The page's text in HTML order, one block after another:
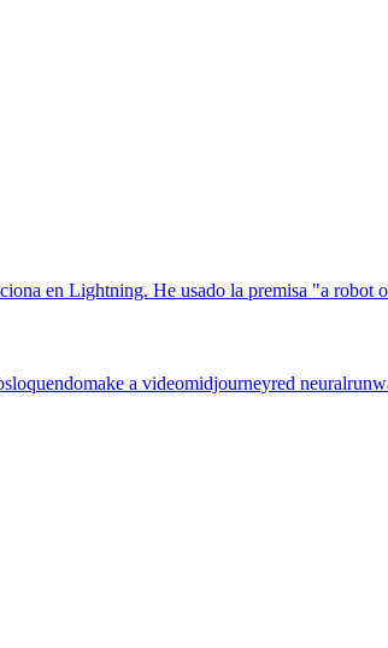
loquendomake a videomidjourneyred neural